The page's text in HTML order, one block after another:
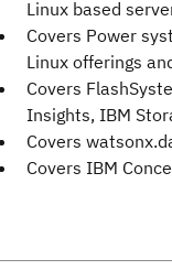
Linux based
Covers Power
Linux offerings
Covers
Insights, IBM
Covers
Covers IBM